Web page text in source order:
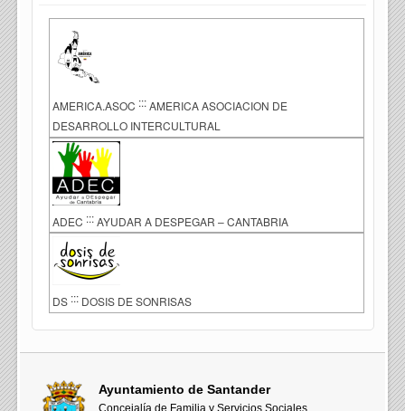
AMERICA.ASOC ::: AMERICA ASOCIACION DE
DESARROLLO INTERCULTURAL
ADEC ::: AYUDAR A DESPEGAR – CANTABRIA
DS ::: DOSIS DE SONRISAS
Ayuntamiento de Santander
Concejalía de Familia y Servicios Sociales